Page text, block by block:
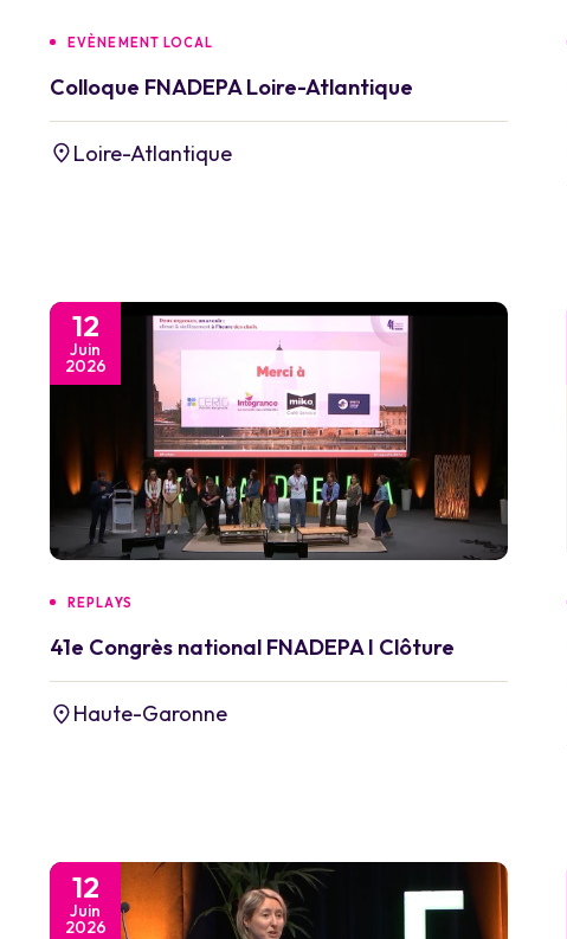
EVÈNEMENT LOCAL
Colloque FNADEPA Loire-Atlantique
Loire-Atlantique
12
Juin
2026
REPLAYS
41e Congrès national FNADEPA I Clôture
Haute-Garonne
12
Juin
2026